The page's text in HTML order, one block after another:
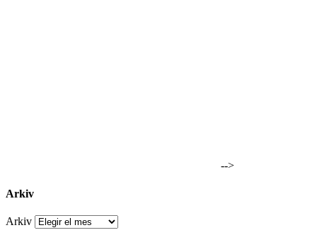
-->
Arkiv
Arkiv